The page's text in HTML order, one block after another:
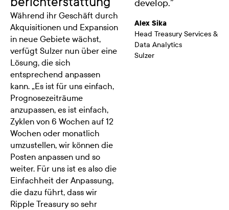
Während ihr Geschäft durch
Akquisitionen und Expansion
in neue Gebiete wächst,
verfügt Sulzer nun über eine
Lösung, die sich
entsprechend anpassen
kann. „Es ist für uns einfach,
Prognosezeiträume
anzupassen, es ist einfach,
Zyklen von 6 Wochen auf 12
Wochen oder monatlich
umzustellen, wir können die
Posten anpassen und so
weiter. Für uns ist es also die
Einfachheit der Anpassung,
die dazu führt, dass wir
Ripple Treasury so sehr
develop.”
Alex Sika
Head Treasury Services &
Data Analytics
Sulzer